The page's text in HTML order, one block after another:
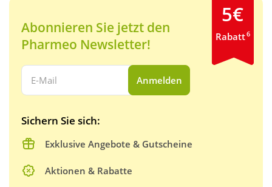
Abonnieren Sie jetzt den
Pharmeo Newsletter!
Ihre E-Mail Adresse:
Anmelden
Sichern Sie sich:
Exklusive Angebote & Gutscheine
Aktionen & Rabatte
5€
Rabatt6